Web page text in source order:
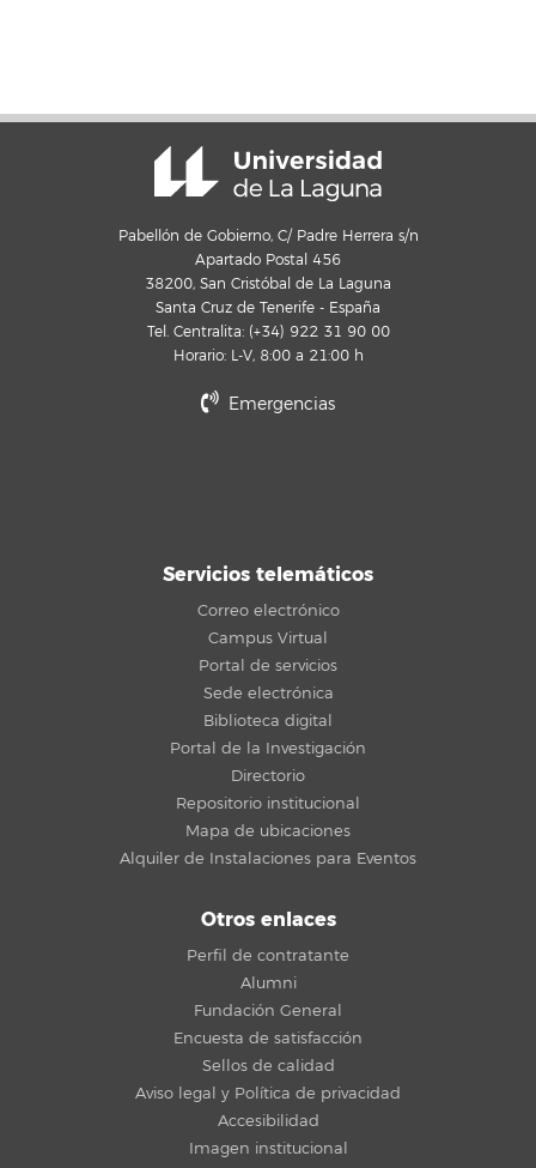
Pabellón de Gobierno, C/ Padre Herrera s/n
Apartado Postal 456
38200, San Cristóbal de La Laguna
Santa Cruz de Tenerife - España
Tel. Centralita: (+34) 922 31 90 00
Horario: L-V, 8:00 a 21:00 h
Emergencias
Servicios telemáticos
Correo electrónico
Campus Virtual
Portal de servicios
Sede electrónica
Biblioteca digital
Portal de la Investigación
Directorio
Repositorio institucional
Mapa de ubicaciones
Alquiler de Instalaciones para Eventos
Otros enlaces
Perfil de contratante
Alumni
Fundación General
Encuesta de satisfacción
Sellos de calidad
Aviso legal y Política de privacidad
Accesibilidad
Imagen institucional